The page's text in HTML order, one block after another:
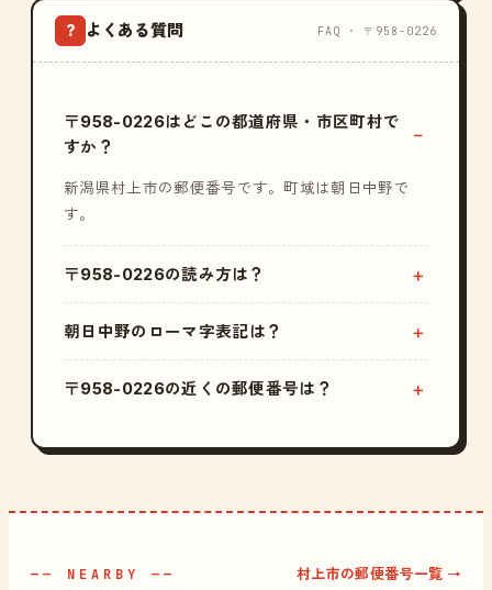
? よくある質問 FAQ · 〒958-0226
〒958-0226はどこの都道府県・市区町村で
すか？
新潟県村上市の郵便番号です。町域は朝日中野で
す。
〒958-0226の読み方は？
朝日中野のローマ字表記は？
〒958-0226の近くの郵便番号は？
—— NEARBY —— 村上市の郵便番号一覧 →